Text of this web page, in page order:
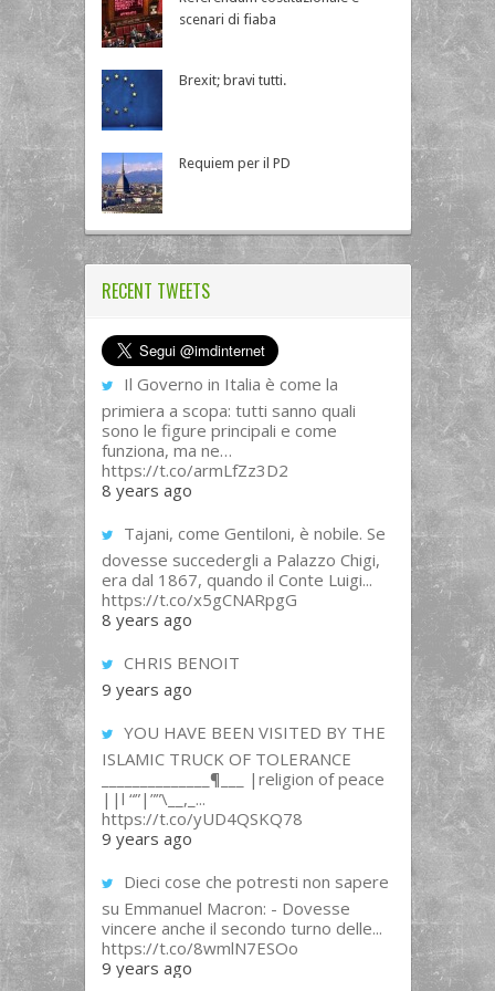
scenari di fiaba
Brexit; bravi tutti.
Requiem per il PD
RECENT TWEETS
Il Governo in Italia è come la
primiera a scopa: tutti sanno quali
sono le figure principali e come
funziona, ma ne…
https://t.co/armLfZz3D2
8 years ago
Tajani, come Gentiloni, è nobile. Se
dovesse succedergli a Palazzo Chigi,
era dal 1867, quando il Conte Luigi...
https://t.co/x5gCNARpgG
8 years ago
CHRIS BENOIT
9 years ago
YOU HAVE BEEN VISITED BY THE
ISLAMIC TRUCK OF TOLERANCE
______________¶___ |religion of peace
||l “”|””\__,_...
https://t.co/yUD4QSKQ78
9 years ago
Dieci cose che potresti non sapere
su Emmanuel Macron: - Dovesse
vincere anche il secondo turno delle...
https://t.co/8wmlN7ESOo
9 years ago